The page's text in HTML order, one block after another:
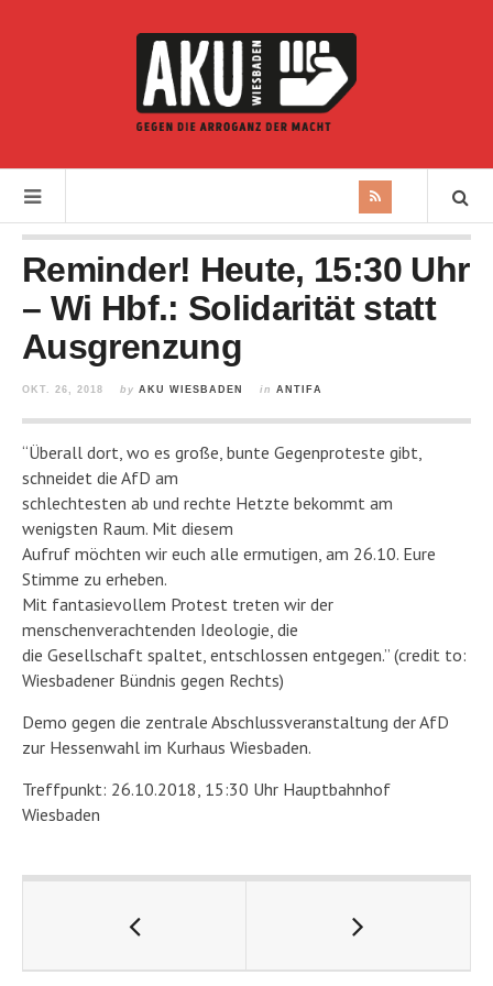
Reminder! Heute, 15:30 Uhr
– Wi Hbf.: Solidarität statt
Ausgrenzung
OKT. 26, 2018 by AKU WIESBADEN in ANTIFA
“Überall dort, wo es große, bunte Gegenproteste gibt,
schneidet die AfD am
schlechtesten ab und rechte Hetzte bekommt am
wenigsten Raum. Mit diesem
Aufruf möchten wir euch alle ermutigen, am 26.10. Eure
Stimme zu erheben.
Mit fantasievollem Protest treten wir der
menschenverachtenden Ideologie, die
die Gesellschaft spaltet, entschlossen entgegen.” (credit to:
Wiesbadener Bündnis gegen Rechts)
Demo gegen die zentrale Abschlussveranstaltung der AfD
zur Hessenwahl im Kurhaus Wiesbaden.
Treffpunkt: 26.10.2018, 15:30 Uhr Hauptbahnhof
Wiesbaden